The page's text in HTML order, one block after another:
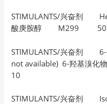
STIMULANTS/兴奋剂
酸庚胺醇 M299 50
STIMULANTS/兴奋剂 6-
not available) 6-羟基溴
10
STIMULANTS/兴奋剂